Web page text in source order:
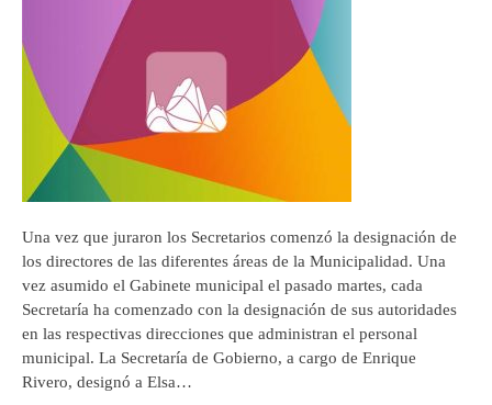
Una vez que juraron los Secretarios comenzó la designación de
los directores de las diferentes áreas de la Municipalidad. Una
vez asumido el Gabinete municipal el pasado martes, cada
Secretaría ha comenzado con la designación de sus autoridades
en las respectivas direcciones que administran el personal
municipal. La Secretaría de Gobierno, a cargo de Enrique
Rivero, designó a Elsa…